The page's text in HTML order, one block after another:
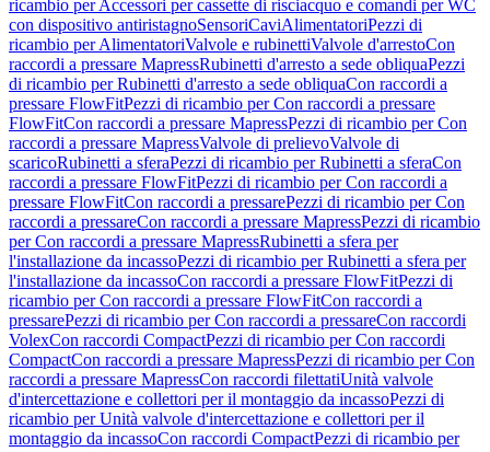
ricambio per Accessori per cassette di risciacquo e comandi per WC
con dispositivo antiristagnoSensoriCaviAlimentatoriPezzi di
ricambio per AlimentatoriValvole e rubinettiValvole d'arrestoCon
raccordi a pressare MapressRubinetti d'arresto a sede obliquaPezzi
di ricambio per Rubinetti d'arresto a sede obliquaCon raccordi a
pressare FlowFitPezzi di ricambio per Con raccordi a pressare
FlowFitCon raccordi a pressare MapressPezzi di ricambio per Con
raccordi a pressare MapressValvole di prelievoValvole di
scaricoRubinetti a sferaPezzi di ricambio per Rubinetti a sferaCon
raccordi a pressare FlowFitPezzi di ricambio per Con raccordi a
pressare FlowFitCon raccordi a pressarePezzi di ricambio per Con
raccordi a pressareCon raccordi a pressare MapressPezzi di ricambio
per Con raccordi a pressare MapressRubinetti a sfera per
l'installazione da incassoPezzi di ricambio per Rubinetti a sfera per
l'installazione da incassoCon raccordi a pressare FlowFitPezzi di
ricambio per Con raccordi a pressare FlowFitCon raccordi a
pressarePezzi di ricambio per Con raccordi a pressareCon raccordi
VolexCon raccordi CompactPezzi di ricambio per Con raccordi
CompactCon raccordi a pressare MapressPezzi di ricambio per Con
raccordi a pressare MapressCon raccordi filettatiUnità valvole
d'intercettazione e collettori per il montaggio da incassoPezzi di
ricambio per Unità valvole d'intercettazione e collettori per il
montaggio da incassoCon raccordi CompactPezzi di ricambio per